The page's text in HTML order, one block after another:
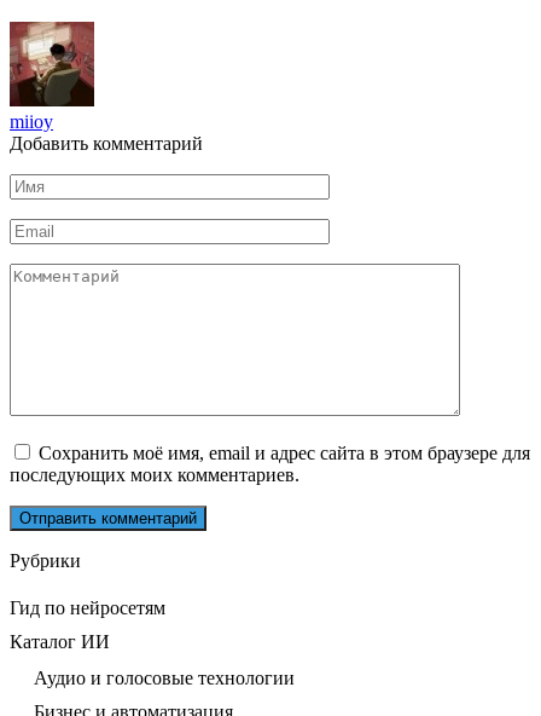
miioy
Добавить комментарий
Имя
*
Email
*
Комментарий
Сохранить моё имя, email и адрес сайта в этом браузере для
последующих моих комментариев.
Рубрики
Гид по нейросетям
Каталог ИИ
Аудио и голосовые технологии
Бизнес и автоматизация